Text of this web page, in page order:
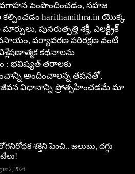
పెంపొందించడం, సహజ
కల్పించడం harithamithra.in యొక్క
పునరుత్పత్తి శక్తి, ఎలక్ట్రిక్
పర్యావరణ పరిరక్షణ వంటి
కథనాలను
: భవిష్యత్ తరాలకు
అందించాలన్న తపనతో,
జీవన విధానాన్ని ప్రోత్సహించడమే మా
శక్తిని పెంచి.. జలుబు, దగ్గు
2, 2026